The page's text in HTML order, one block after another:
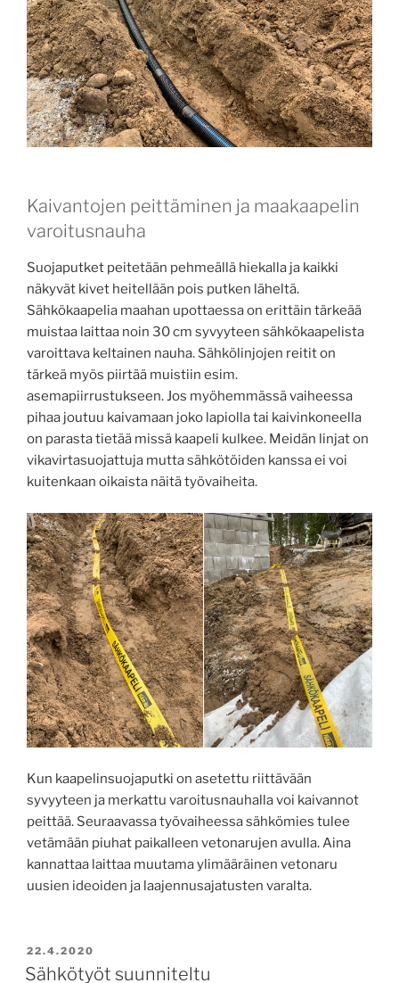
Kaivantojen peittäminen ja maakaapelin
varoitusnauha
Suojaputket peitetään pehmeällä hiekalla ja kaikki
näkyvät kivet heitellään pois putken läheltä.
Sähkökaapelia maahan upottaessa on erittäin tärkeää
muistaa laittaa noin 30 cm syvyyteen sähkökaapelista
varoittava keltainen nauha. Sähkölinjojen reitit on
tärkeä myös piirtää muistiin esim.
asemapiirrustukseen. Jos myöhemmässä vaiheessa
pihaa joutuu kaivamaan joko lapiolla tai kaivinkoneella
on parasta tietää missä kaapeli kulkee. Meidän linjat on
vikavirtasuojattuja mutta sähkötöiden kanssa ei voi
kuitenkaan oikaista näitä työvaiheita.
Kun kaapelinsuojaputki on asetettu riittävään
syvyyteen ja merkattu varoitusnauhalla voi kaivannot
peittää. Seuraavassa työvaiheessa sähkömies tulee
vetämään piuhat paikalleen vetonarujen avulla. Aina
kannattaa laittaa muutama ylimääräinen vetonaru
uusien ideoiden ja laajennusajatusten varalta.
JULKAISTU
22.4.2020
Sähkötyöt suunniteltu